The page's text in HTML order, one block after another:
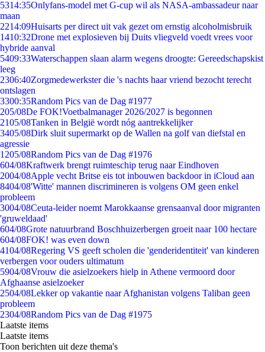
5314:35Onlyfans-model met G-cup wil als NASA-ambassadeur naar
maan
2214:09Huisarts per direct uit vak gezet om ernstig alcoholmisbruik
1410:32Drone met explosieven bij Duits vliegveld voedt vrees voor
hybride aanval
5409:33Waterschappen slaan alarm wegens droogte: Gereedschapskist
leeg
2306:40Zorgmedewerkster die 's nachts haar vriend bezocht terecht
ontslagen
3300:35Random Pics van de Dag #1977
205/08De FOK!Voetbalmanager 2026/2027 is begonnen
2105/08Tanken in België wordt nóg aantrekkelijker
3405/08Dirk sluit supermarkt op de Wallen na golf van diefstal en
agressie
1205/08Random Pics van de Dag #1976
604/08Kraftwerk brengt ruimteschip terug naar Eindhoven
2004/08Apple vecht Britse eis tot inbouwen backdoor in iCloud aan
8404/08'Witte' mannen discrimineren is volgens OM geen enkel
probleem
3004/08Ceuta-leider noemt Marokkaanse grensaanval door migranten
'gruweldaad'
604/08Grote natuurbrand Boschhuizerbergen groeit naar 100 hectare
604/08FOK! was even down
4104/08Regering VS geeft scholen die 'genderidentiteit' van kinderen
verbergen voor ouders ultimatum
5904/08Vrouw die asielzoekers hielp in Athene vermoord door
Afghaanse asielzoeker
2504/08Lekker op vakantie naar Afghanistan volgens Taliban geen
probleem
2304/08Random Pics van de Dag #1975
Laatste items
Laatste items
Toon berichten uit deze thema's